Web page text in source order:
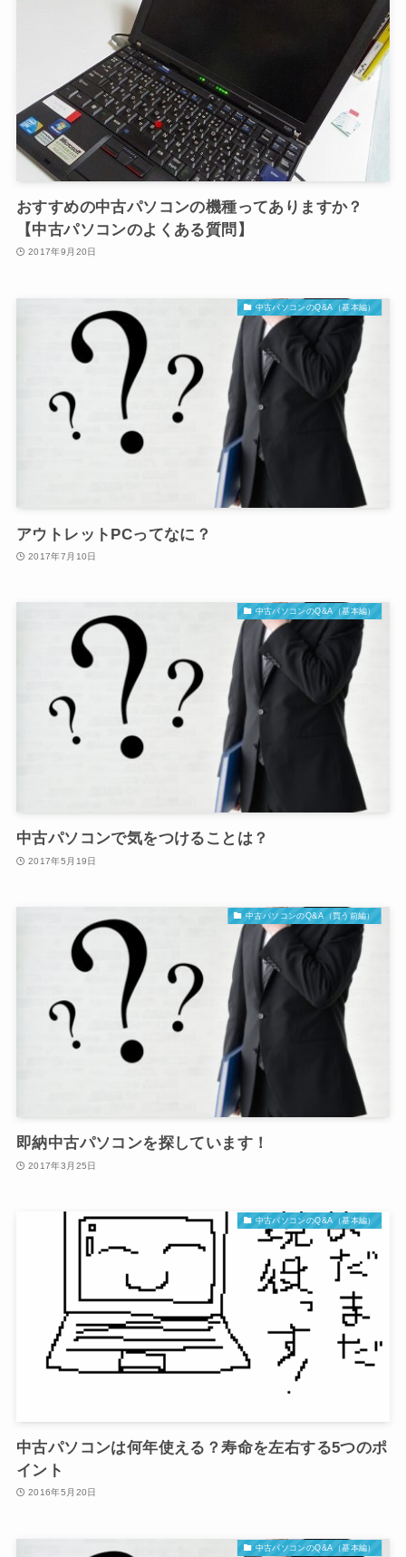
おすすめの中古パソコンの機種ってありますか？
【中古パソコンのよくある質問】
2017年9月20日
中古パソコンのQ&A（基本編）
アウトレットPCってなに？
2017年7月10日
中古パソコンのQ&A（基本編）
中古パソコンで気をつけることは？
2017年5月19日
中古パソコンのQ&A（買う前編）
即納中古パソコンを探しています！
2017年3月25日
中古パソコンのQ&A（基本編）
中古パソコンは何年使える？寿命を左右する5つのポ
イント
2016年5月20日
中古パソコンのQ&A（基本編）